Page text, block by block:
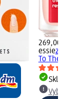
269,00
essie
To The